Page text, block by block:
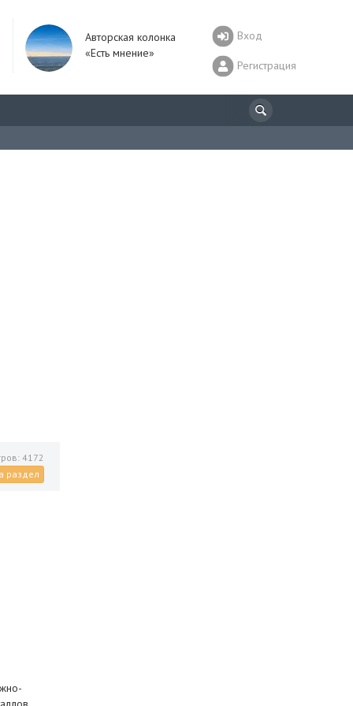
Авторская колонка
«Есть мнение»
Вход
Регистрация
4172
раздел